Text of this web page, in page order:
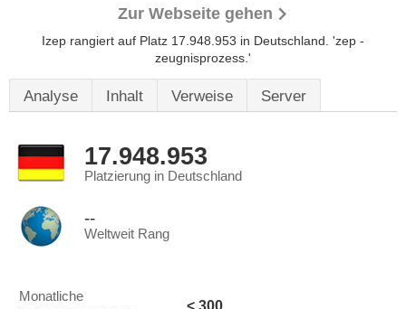
Zur Webseite gehen
Izep rangiert auf Platz 17.948.953 in Deutschland. 'zep -
zeugnisprozess.'
Analyse Inhalt Verweise Server
17.948.953
Platzierung in Deutschland
--
Weltweit Rang
Monatliche
< 300